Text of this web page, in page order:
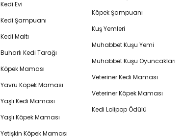
Kedi Evi
Kedi Şampuanı
Kedi Maltı
Buharlı Kedi Tarağı
Köpek Maması
Yavru Köpek Maması
Yaşlı Kedi Maması
Yaşlı Köpek Maması
Yetişkin Köpek Maması
Köpek Şampuanı
Kuş Yemleri
Muhabbet Kuşu Yemi
Muhabbet Kuşu Oyuncakları
Veteriner Kedi Maması
Veteriner Köpek Maması
Kedi Lolipop Ödülü